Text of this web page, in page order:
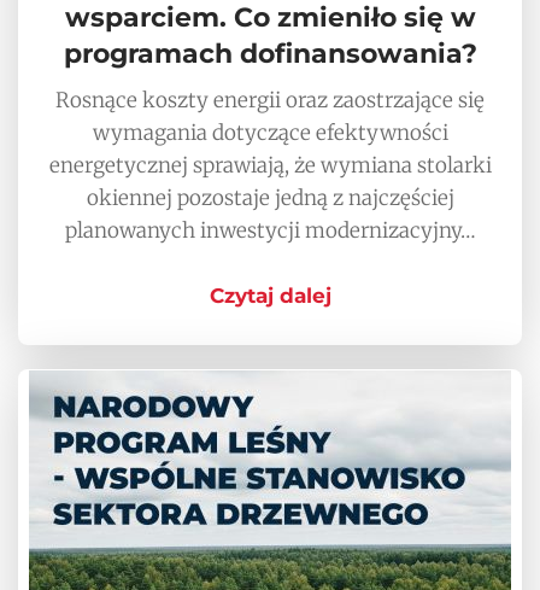
wsparciem. Co zmieniło się w
programach dofinansowania?
Rosnące koszty energii oraz zaostrzające się
wymagania dotyczące efektywności
energetycznej sprawiają, że wymiana stolarki
okiennej pozostaje jedną z najczęściej
planowanych inwestycji modernizacyjny…
Czytaj dalej